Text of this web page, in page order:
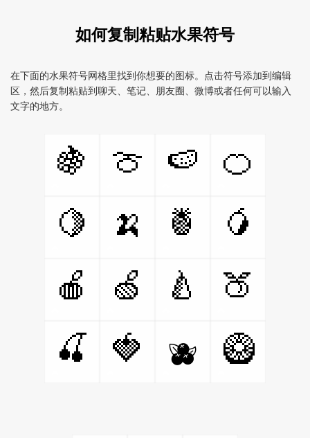
如何复制粘贴水果符号
在下面的水果符号网格里找到你想要的图标。点击符号添加到编辑
区，然后复制粘贴到聊天、笔记、朋友圈、微博或者任何可以输入
文字的地方。
🍇 🍈 🍉
🍊
🍋
🍌 🍍
🥭
🍎
🍏 🍐
🍑
🍒
🍓 🫐 🥝